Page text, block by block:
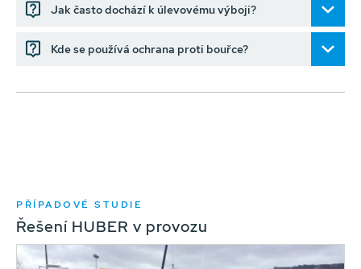
Jak často dochází k úlevovému výboji?
Kde se používá ochrana proti bouřce?
PŘÍPADOVÉ STUDIE
Řešení HUBER v provozu